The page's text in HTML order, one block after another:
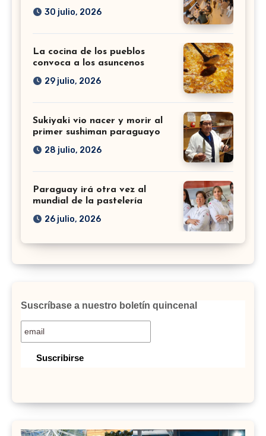
30 julio, 2026
La cocina de los pueblos
convoca a los asuncenos
29 julio, 2026
Sukiyaki vio nacer y morir al
primer sushiman paraguayo
28 julio, 2026
Paraguay irá otra vez al
mundial de la pastelería
26 julio, 2026
Suscríbase a nuestro boletín quincenal